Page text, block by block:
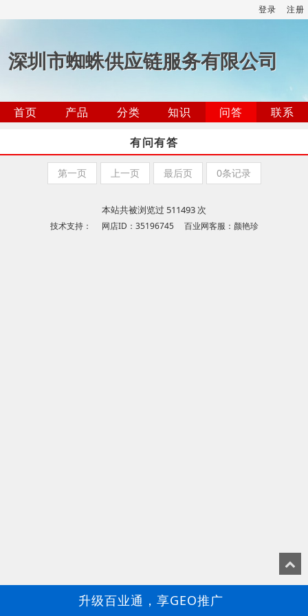
登录 注册
深圳市蜘蛛供应链服务有限公司
首页 产品 分类 知识 问答
联系
有问有答
第一页 上一页 最后页 0条记录
本站共被浏览过 511493 次
技术支持： 网店ID：35196745 百业网客服：颜艳珍
升级百业通，享GEO推广